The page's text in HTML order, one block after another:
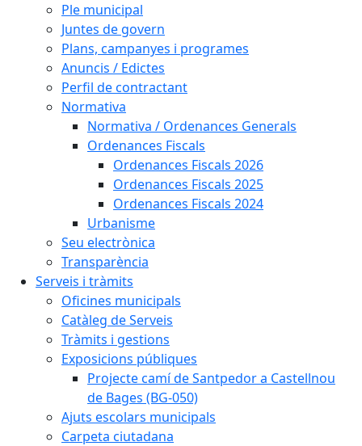
Ple municipal
Juntes de govern
Plans, campanyes i programes
Anuncis / Edictes
Perfil de contractant
Normativa
Normativa / Ordenances Generals
Ordenances Fiscals
Ordenances Fiscals 2026
Ordenances Fiscals 2025
Ordenances Fiscals 2024
Urbanisme
Seu electrònica
Transparència
Serveis i tràmits
Oficines municipals
Catàleg de Serveis
Tràmits i gestions
Exposicions públiques
Projecte camí de Santpedor a Castellnou
de Bages (BG-050)
Ajuts escolars municipals
Carpeta ciutadana